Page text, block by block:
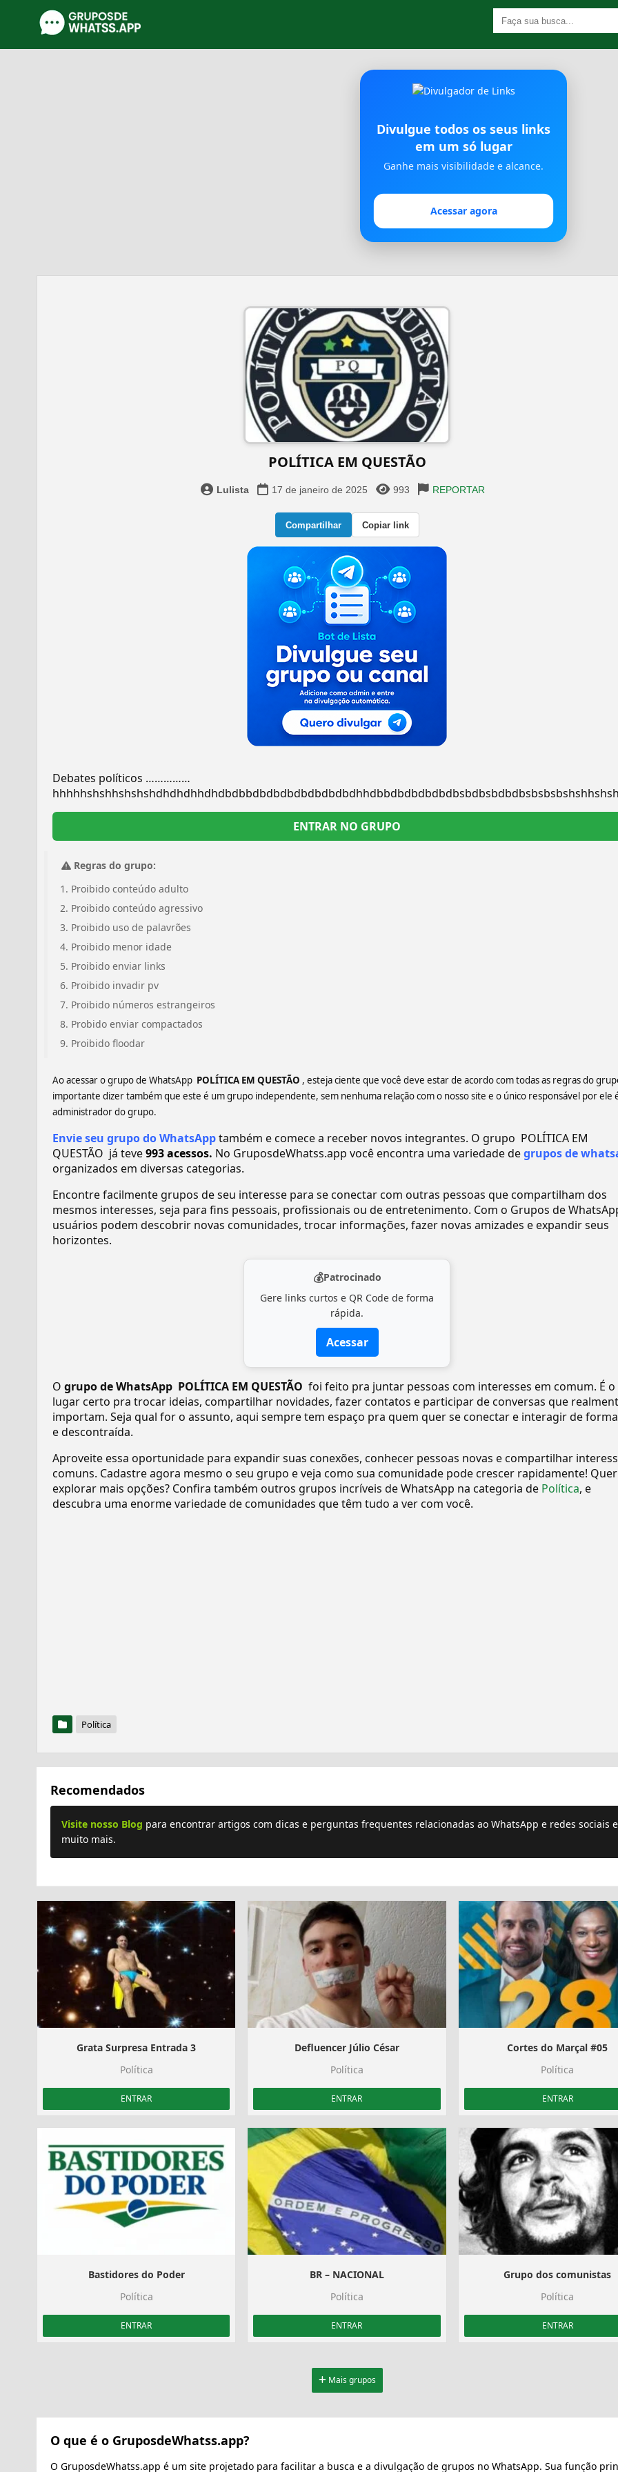
Divulgue todos os seus links
em um só lugar
Ganhe mais visibilidade e alcance.
Acessar agora
️ POLÍTICA EM QUESTÃO ️
Lulista 17 de janeiro de 2025 993 REPORTAR
Compartilhar Copiar link
Debates políticos ……………
ENTRAR NO GRUPO
Regras do grupo:
Proibido conteúdo adulto
Proibido conteúdo agressivo
Proibido uso de palavrões
Proibido menor idade
Proibido enviar links
Proibido invadir pv
Proibido números estrangeiros
Probido enviar compactados
Proibido floodar
Ao acessar o grupo de WhatsApp ️ POLÍTICA EM QUESTÃO ️ , esteja ciente que você deve estar de acordo com todas as regras do
importante dizer também que este é um grupo independente, sem nenhuma relação com o nosso site e o único responsável por ele
administrador do grupo.
Envie seu grupo do WhatsApptambém e comece a receber novos integrantes. O grupo ️ POLÍTICA EM
QUESTÃO ️ já teve993 acessos. No GruposdeWhatss.app você encontra uma variedade degrupos de
organizados em diversas categorias.
Encontre facilmente grupos de seu interesse para se conectar com outras pessoas que compartilham dos
mesmos interesses, seja para fins pessoais, profissionais ou de entretenimento. Com o Grupos de
usuários podem descobrir novas comunidades, trocar informações, fazer novas amizades e expandir seus
horizontes.
💰Patrocinado
Gere links curtos e QR Code de forma
rápida.
Acessar
O grupo de WhatsApp ️ POLÍTICA EM QUESTÃO ️ foi feito pra juntar pessoas com interesses em comum. É o
lugar certo pra trocar ideias, compartilhar novidades, fazer contatos e participar de conversas que
importam. Seja qual for o assunto, aqui sempre tem espaço pra quem quer se conectar e interagir de
e descontraída.
Aproveite essa oportunidade para expandir suas conexões, conhecer pessoas novas e compartilhar
comuns. Cadastre agora mesmo o seu grupo e veja como sua comunidade pode crescer rapidamente! Quer
explorar mais opções? Confira também outros grupos incríveis de WhatsApp na categoria de Política, e
descubra uma enorme variedade de comunidades que têm tudo a ver com você.
Política
Recomendados
Visite nosso Blog para encontrar artigos com dicas e perguntas frequentes relacionadas ao WhatsApp e redes sociais e
muito mais.
Grata Surpresa Entrada 3
Política
ENTRAR
Defluencer Júlio César
Política
ENTRAR
Cortes do Marçal #05
Política
ENTRAR
Bastidores do Poder
Política
ENTRAR
BR – NACIONAL
Política
ENTRAR
Grupo dos comunistas
Política
ENTRAR
Mais grupos
O que é o GruposdeWhatss.app?
O GruposdeWhatss.app é um site projetado para facilitar a busca e a divulgação de grupos no WhatsApp. Sua função